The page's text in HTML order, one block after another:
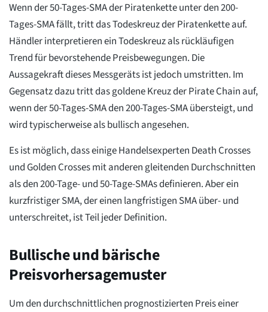
Wenn der 50-Tages-SMA der Piratenkette unter den 200-
Tages-SMA fällt, tritt das Todeskreuz der Piratenkette auf.
Händler interpretieren ein Todeskreuz als rückläufigen
Trend für bevorstehende Preisbewegungen. Die
Aussagekraft dieses Messgeräts ist jedoch umstritten. Im
Gegensatz dazu tritt das goldene Kreuz der Pirate Chain auf,
wenn der 50-Tages-SMA den 200-Tages-SMA übersteigt, und
wird typischerweise als bullisch angesehen.
Es ist möglich, dass einige Handelsexperten Death Crosses
und Golden Crosses mit anderen gleitenden Durchschnitten
als den 200-Tage- und 50-Tage-SMAs definieren. Aber ein
kurzfristiger SMA, der einen langfristigen SMA über- und
unterschreitet, ist Teil jeder Definition.
Bullische und bärische
Preisvorhersagemuster
Um den durchschnittlichen prognostizierten Preis einer